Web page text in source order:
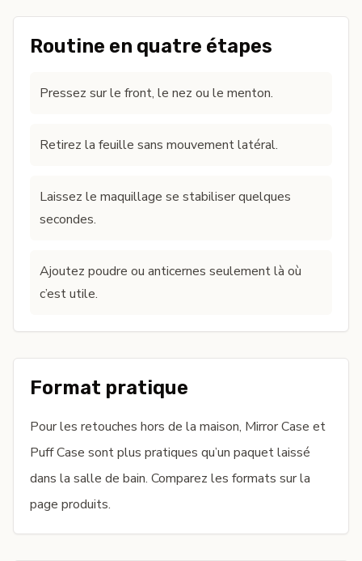
Routine en quatre étapes
Pressez sur le front, le nez ou le menton.
Retirez la feuille sans mouvement latéral.
Laissez le maquillage se stabiliser quelques
secondes.
Ajoutez poudre ou anticernes seulement là où
c’est utile.
Format pratique
Pour les retouches hors de la maison, Mirror Case et
Puff Case sont plus pratiques qu’un paquet laissé
dans la salle de bain. Comparez les formats surla
page produits.